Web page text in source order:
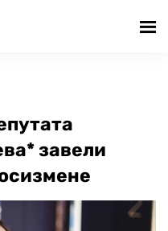
завели